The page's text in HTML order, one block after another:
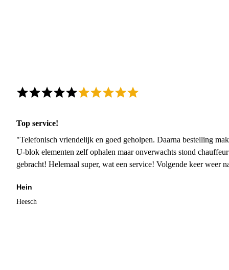
Top service!
"Telefonisch vriendelijk en goed geholpen. Daarna bestelling
U-blok elementen zelf ophalen maar onverwachts stond
gebracht! Helemaal super, wat een service! Volgende keer weer
Hein
Heesch